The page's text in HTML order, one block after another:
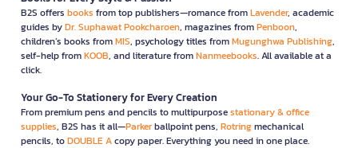
B2S offers books from top publishers—romance fromLavender, academic
guides byDr. Suphawat Pookcharoen, magazines fromPenboon,
children’s books fromMIS, psychology titles fromMugunghwa Publishing,
self-help fromKOOB, and literature fromNanmeebooks. All available at a
click.
Your Go-To Stationery for Every Creation
From premium pens and pencils to multipurposestationary & office
supplies, B2S has it all—Parkerballpoint pens, Rotringmechanical
pencils, toDOUBLE Acopy paper. Everything you need in one place.